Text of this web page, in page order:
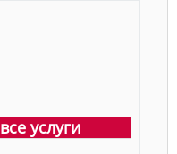
услуги